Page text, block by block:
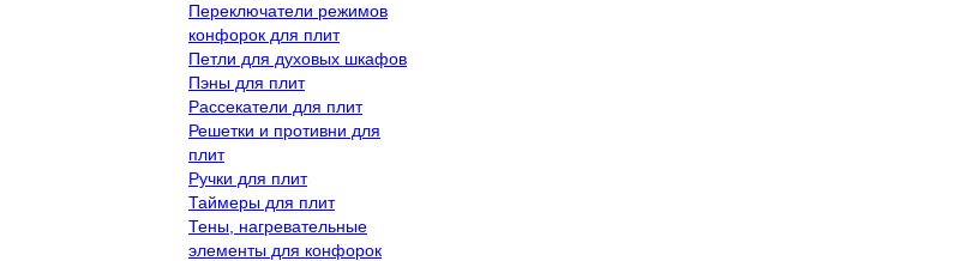
Переключатели режимов
конфорок для плит
Петли для духовых шкафов
Пэны для плит
Рассекатели для плит
Решетки и противни для
плит
Ручки для плит
Таймеры для плит
Тены, нагревательные
элементы для конфорок